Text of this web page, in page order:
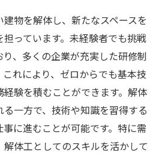
物を解体し、新たなスペースを
っています。未経験者でも挑戦
、多くの企業が充実した研修制
れにより、ゼロからでも基本技
験を積むことができます。解体
一方で、技術や知識を習得する
に進むことが可能です。特に需
体工としてのスキルを活かして